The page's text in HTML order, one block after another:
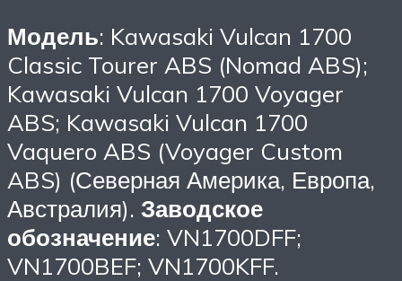
Модель: Kawasaki Vulcan 1700
Classic Tourer ABS (Nomad ABS);
Kawasaki Vulcan 1700 Voyager
ABS; Kawasaki Vulcan 1700
Vaquero ABS (Voyager Custom
ABS) (Северная Америка, Европа,
Австралия). Заводское
обозначение: VN1700DFF;
VN1700BEF; VN1700KFF.